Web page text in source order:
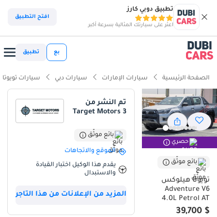
تطبيق دوبي كارز
اعثر على سيارتك المثالية بسرعة أكبر
افتح التطبيق
بع تطبيق
الصفحة الرئيسية سيارات الإمارات سيارات دبي سيارات تويوتا
حصري
بائع موثّق
تويوتا هيلوكس
Adventure V6
4.0L Petrol AT
$ 39,700
تم النشر من
Target Motors 3
بائع موثّق
الموقع والاتجاهات
يقدم هذا الوكيل اختبار القيادة
والاستبدال
المزيد من الإعلانات من هذا التاجر
ذكاء دوبي كارز
ذكاء دوبيكارز
بقدرات دفع رباعي حقيقية
أقل معدل استهلاك للقيمة في فئته
سعة خزان الوقود الأكبر في فئتها
ملخص
تعتبر Toyota Hilux ADVENTURE موديل 2024 الخيار الأمثل لمن يبحث عن
مركبة تجمع بين الرفاهية العصرية والصلابة الأسطورية التي تشتهر بها
هذه الفئة في منطقة الخليج. بفضل محركها القوي المكون من 6